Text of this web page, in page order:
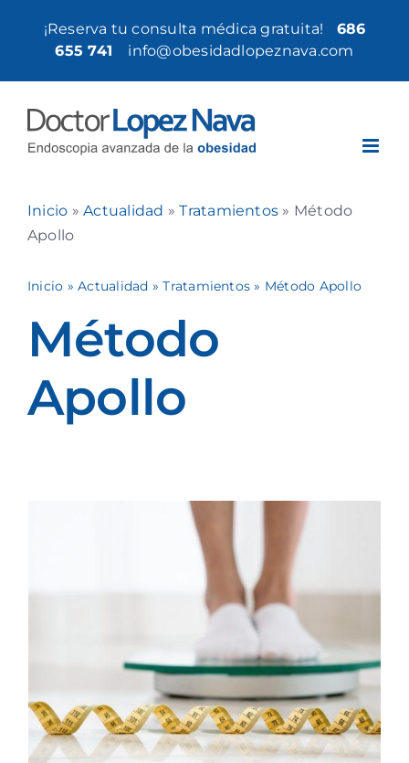
contenido
¡Reserva tu consulta médica gratuita!
686
655 741
info@obesidadlopeznava.com
Inicio »Actualidad »Tratamientos » Método
Apollo
Inicio »Actualidad »Tratamientos » Método Apollo
Método
Apollo